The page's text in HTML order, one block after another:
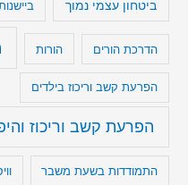
ביטחון עצמי נמוך
הדרכת הורים הורות
הפרעת קשב וריכוז בילדים
הפרעת קשב וריכוז
התמודדות בשעת משבר